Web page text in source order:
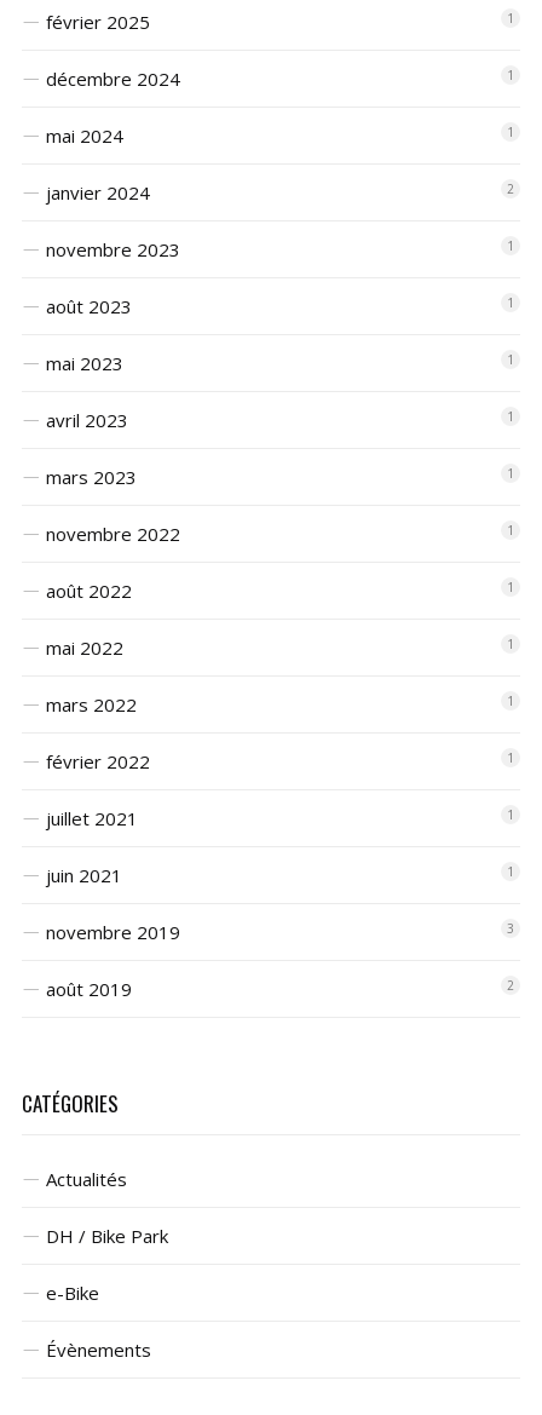
février 2025 1
décembre 2024 1
mai 2024 1
janvier 2024 2
novembre 2023 1
août 2023 1
mai 2023 1
avril 2023 1
mars 2023 1
novembre 2022 1
août 2022 1
mai 2022 1
mars 2022 1
février 2022 1
juillet 2021 1
juin 2021 1
novembre 2019 3
août 2019 2
CATÉGORIES
Actualités
DH / Bike Park
e-Bike
Évènements